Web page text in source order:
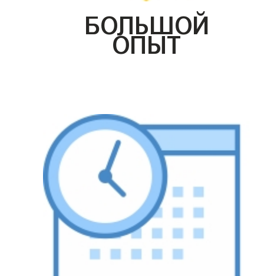
БОЛЬШОЙ
ОПЫТ